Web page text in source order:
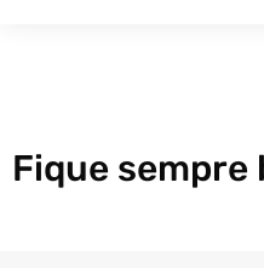
Fique